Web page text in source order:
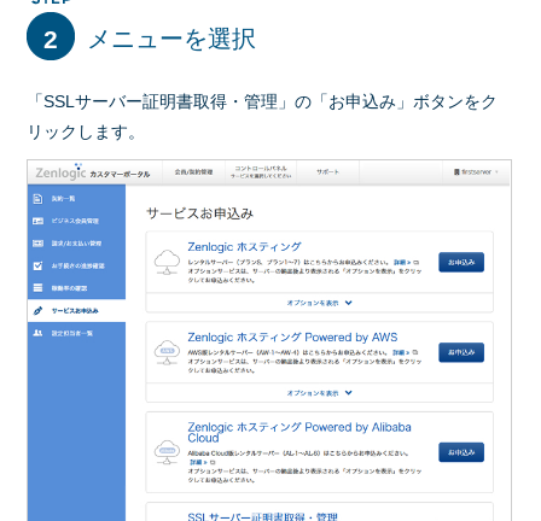
2 メニューを選択
「SSLサーバー証明書取得・管理」の「お申込み」ボタンをク
リックします。